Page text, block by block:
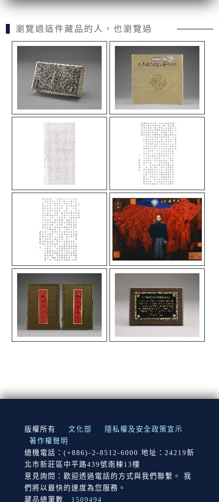
瀏覽過這件藏品的人，也瀏覽過
:::
版權所有 文化部
隱私權及安全政策宣示
著作權聲明
總機電話：(+886)-2-8512-6000 地址：24219新
北市新莊區中平路439號南棟13樓
意見詢問：歡迎透過電話的方式與我們聯繫。 我
們將以最快的速度為您服務。
藏品總筆數
1509494